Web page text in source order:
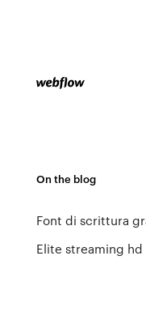
On the blog
Font di scrittura
Elite streaming hd